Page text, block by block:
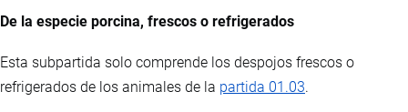
De la especie porcina, frescos o refrigerados
Esta subpartida solo comprende los despojos frescos o
refrigerados de los animales de la partida 01.03.